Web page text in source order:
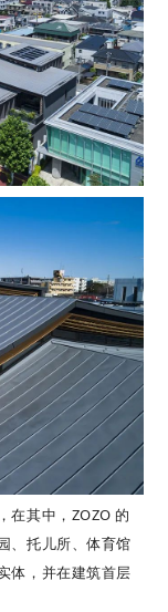
在其中，ZOZO 的
、托儿所、体育馆
体，并在建筑首层